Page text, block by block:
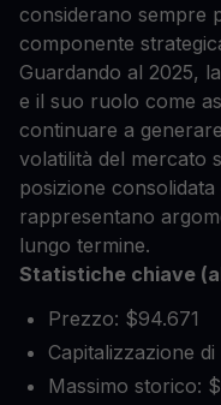
considerano sempre
componente
Guardando al 2025,
e il suo ruolo come
continuare a
volatilità del mercato
posizione
rappresentano
lungo termine.
Statistiche chiave
Prezzo: $94.671
Capitalizzazione
Massimo storico: